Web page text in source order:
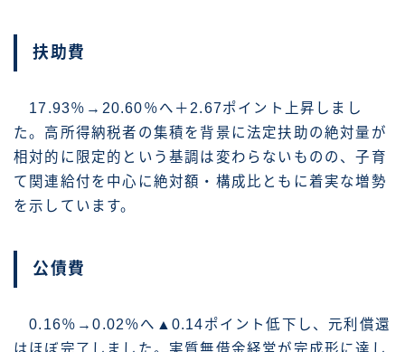
扶助費
17.93％→20.60％へ＋2.67ポイント上昇しまし
た。高所得納税者の集積を背景に法定扶助の絶対量が
相対的に限定的という基調は変わらないものの、子育
て関連給付を中心に絶対額・構成比ともに着実な増勢
を示しています。
公債費
0.16％→0.02％へ▲0.14ポイント低下し、元利償還
はほぼ完了しました。実質無借金経営が完成形に達し